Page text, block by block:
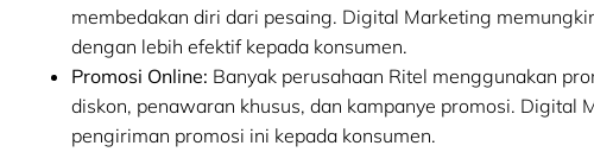
membedakan diri dari pesaing. Digital Marketing
dengan lebih efektif kepada konsumen.
Promosi Online: Banyak perusahaan Ritel menggunakan
diskon, penawaran khusus, dan kampanye promosi. Digital
pengiriman promosi ini kepada konsumen.